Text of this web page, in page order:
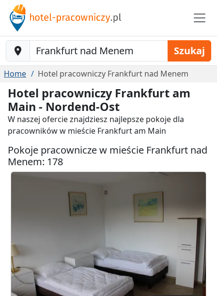
Baustelle-Location Szukaj
Home Hotel pracowniczy Frankfurt nad Menem
Hotel pracowniczy Frankfurt am
Main - Nordend-Ost
W naszej ofercie znajdziesz najlepsze pokoje dla
pracowników w mieście Frankfurt am Main
Pokoje pracownicze w mieście Frankfurt nad
Menem: 178